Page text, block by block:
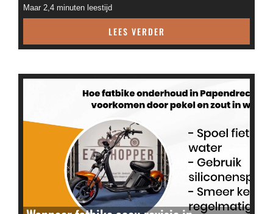
Maar 2,4 minuten leestijd
LEES VERDER